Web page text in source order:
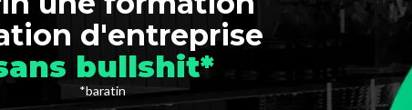
d'entreprise
bullshit*
*baratin